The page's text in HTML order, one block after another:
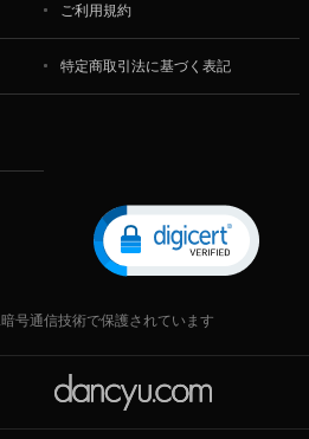
ご利用規約
特定商取引法に基づく表記
号通信技術で保護されています